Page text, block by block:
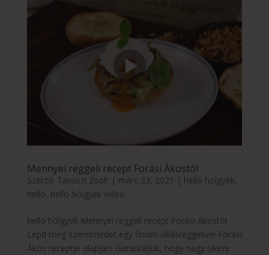
Mennyei reggeli recept Forási Ákostól
Szerző: Tavaszi Zsolt | márc 23, 2021 | hello hölgyek,
hello, hello hölgyek videó
hello hölgyek Mennyei reggeli recept Forási Ákostól
Lepd meg szerelmedet egy finom villásreggelivel Forási
Ákos receptje alapján! Garantáljuk, hogy nagy sikere